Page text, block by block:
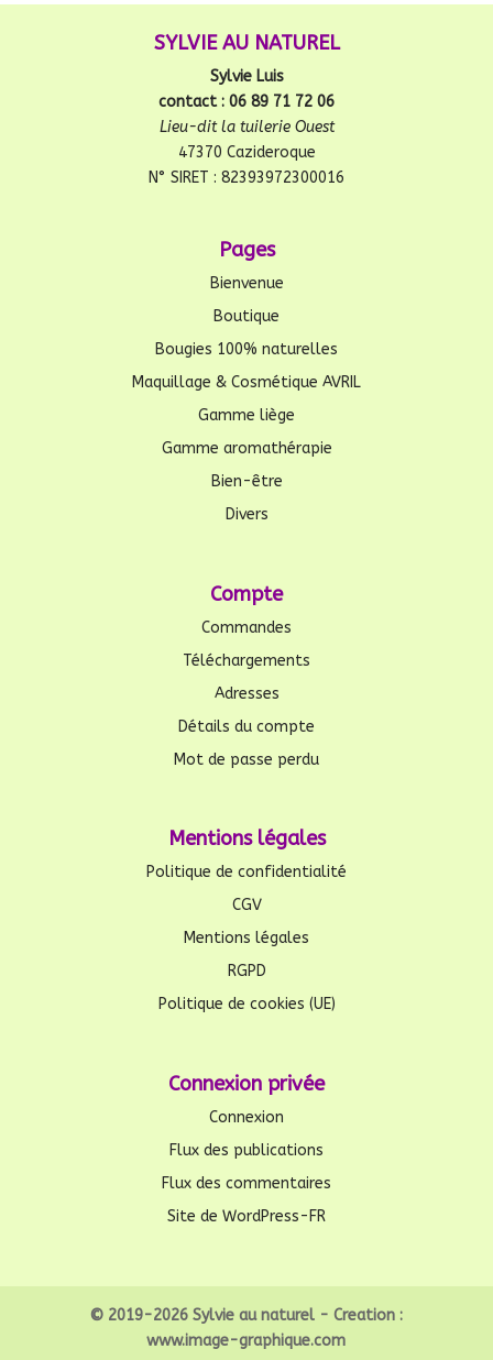
SYLVIE AU NATUREL
Sylvie Luis
contact : 06 89 71 72 06
Lieu-dit la tuilerie Ouest
47370 Cazideroque
N° SIRET : 82393972300016
Pages
Bienvenue
Boutique
Bougies 100% naturelles
Maquillage & Cosmétique AVRIL
Gamme liège
Gamme aromathérapie
Bien-être
Divers
Compte
Commandes
Téléchargements
Adresses
Détails du compte
Mot de passe perdu
Mentions légales
Politique de confidentialité
CGV
Mentions légales
RGPD
Politique de cookies (UE)
Connexion privée
Connexion
Flux des publications
Flux des commentaires
Site de WordPress-FR
© 2019-2026 Sylvie au naturel - Creation :
www.image-graphique.com